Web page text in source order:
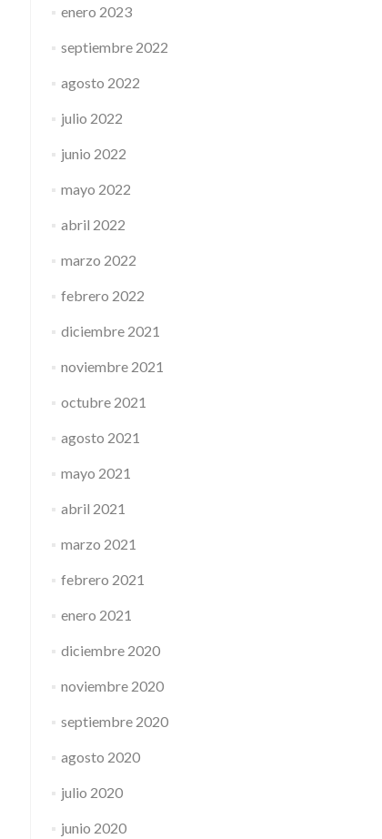
enero 2023
septiembre 2022
agosto 2022
julio 2022
junio 2022
mayo 2022
abril 2022
marzo 2022
febrero 2022
diciembre 2021
noviembre 2021
octubre 2021
agosto 2021
mayo 2021
abril 2021
marzo 2021
febrero 2021
enero 2021
diciembre 2020
noviembre 2020
septiembre 2020
agosto 2020
julio 2020
junio 2020